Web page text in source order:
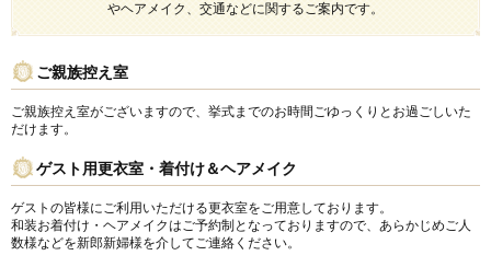
DRESS ACCESS
GUEST
ご列席者の皆さまへ よくあるご質問
SUPPORT
やヘアメイク、交通などに関するご案内です。
ご親族控え室
ご親族控え室がございますので、挙式までのお時間ごゆっくりとお過ごしいた
だけます。
ゲスト用更衣室・着付け＆ヘアメイク
ゲストの皆様にご利用いただける更衣室をご用意しております。
和装お着付け・ヘアメイクはご予約制となっておりますので、あらかじめご人
数様などを新郎新婦様を介してご連絡ください。